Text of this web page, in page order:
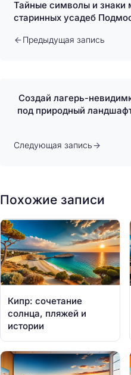
Тайные символы и знаки
старинных усадеб
Предыдущая запись
Создай лагерь-
под природный
Следующая запись
Похожие записи
Кипр: сочетание
солнца, пляжей и
истории